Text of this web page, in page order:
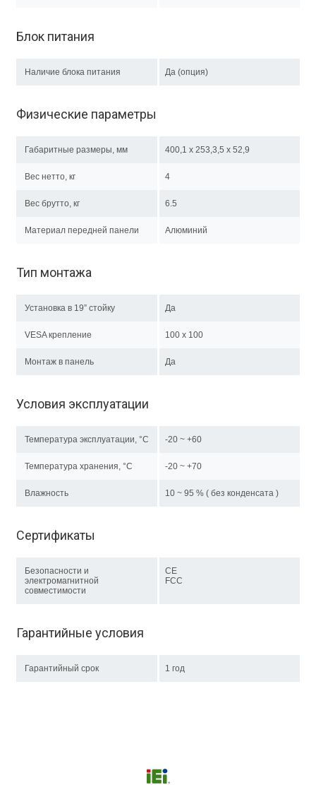
Блок питания
Наличие блока питания Да (опция)
Физические параметры
Габаритные размеры, мм 400,1 x 253,3,5 x 52,9
Вес нетто, кг 4
Вес брутто, кг 6.5
Материал передней панели Алюминий
Тип монтажа
Установка в 19” стойку Да
VESA крепление 100 x 100
Монтаж в панель Да
Условия эксплуатации
Температура эксплуатации, °C -20 ~ +60
Температура хранения, °C -20 ~ +70
Влажность 10 ~ 95 % ( без конденсата )
Сертификаты
Безопасности и
электромагнитной
совместимости
CE
FCC
Гарантийные условия
Гарантийный срок 1 год